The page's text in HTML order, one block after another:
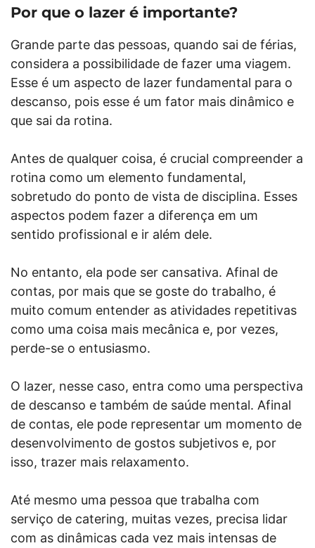
Por que o lazer é importante?
Grande parte das pessoas, quando sai de férias,
considera a possibilidade de fazer uma viagem.
Esse é um aspecto de lazer fundamental para o
descanso, pois esse é um fator mais dinâmico e
que sai da rotina.
Antes de qualquer coisa, é crucial compreender a
rotina como um elemento fundamental,
sobretudo do ponto de vista de disciplina. Esses
aspectos podem fazer a diferença em um
sentido profissional e ir além dele.
No entanto, ela pode ser cansativa. Afinal de
contas, por mais que se goste do trabalho, é
muito comum entender as atividades repetitivas
como uma coisa mais mecânica e, por vezes,
perde-se o entusiasmo.
O lazer, nesse caso, entra como uma perspectiva
de descanso e também de saúde mental. Afinal
de contas, ele pode representar um momento de
desenvolvimento de gostos subjetivos e, por
isso, trazer mais relaxamento.
Até mesmo uma pessoa que trabalha com
serviço de catering, muitas vezes, precisa lidar
com as dinâmicas cada vez mais intensas de